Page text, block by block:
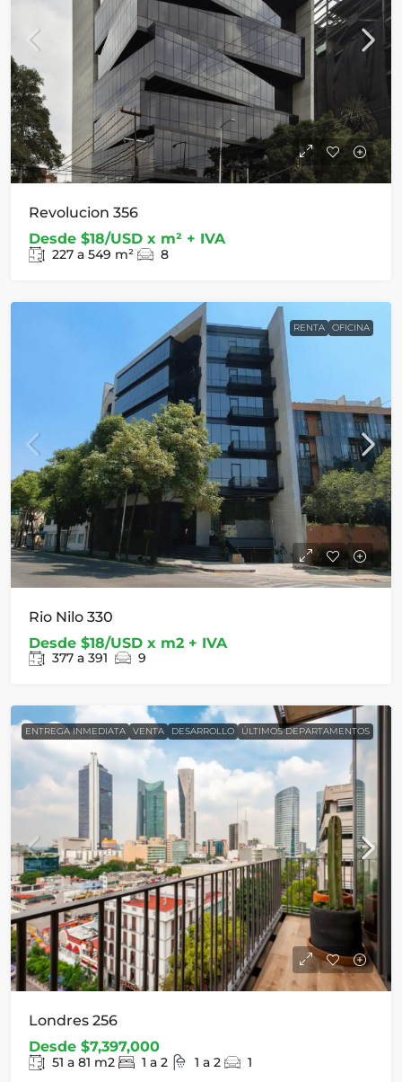
Revolucion 356
Desde $18/USD x m² + IVA
227 a 549 m² 8
RENTA OFICINA
Rio Nilo 330
Desde $18/USD x m2 + IVA
377 a 391 9
ENTREGA INMEDIATA VENTA DESARROLLO ÚLTIMOS DEPARTAMENTOS
Londres 256
Desde $7,397,000
51 a 81 m2 1 a 2 1 a 2 1